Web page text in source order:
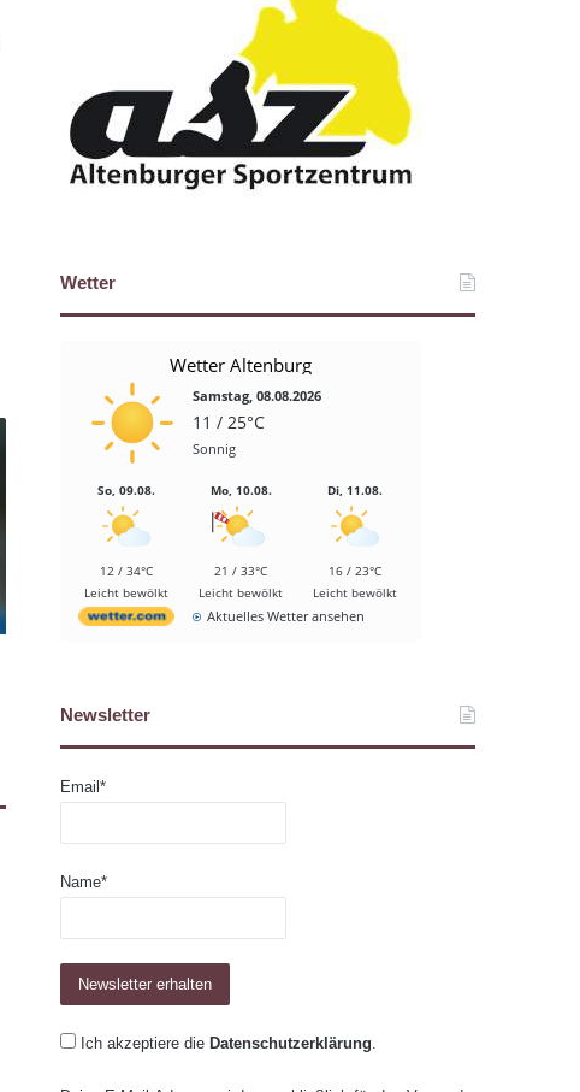
Wetter
Wetter Altenburg
Samstag, 08.08.2026
11 / 25°C
Sonnig
So, 09.08.
12 / 34°C
Leicht bewölkt
Mo, 10.08.
21 / 33°C
Leicht bewölkt
Di, 11.08.
16 / 23°C
Leicht bewölkt
Aktuelles Wetter ansehen
Newsletter
Email*
Name*
Ich akzeptiere die Datenschutzerklärung.